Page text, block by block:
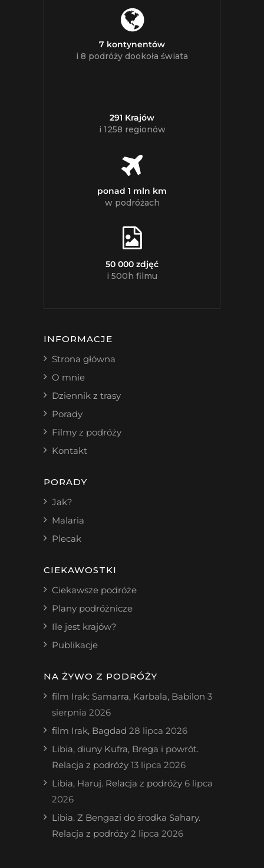
7 kontynentów
i 8 podróży dookoła świata
291 Krajów
i 1258 regionów
ponad 1 mln km
w podróżach
50 000 zdjęć
i 500h filmu
INFORMACJE
Strona główna
O mnie
Dziennik z trasy
Porady
Filmy z podróży
Kontakt
PORADY
Jak?
Malaria
Plecak
CIEKAWOSTKI
Ciekawsze podróże
Plany podróżnicze
Ile jest krajów?
Publikacje
NA ŻYWO Z PODRÓŻY
film Irak: Samarra, Karbala, Babilon 3
sierpnia 2026
film Irak, Bagdad 28 lipca 2026
Libia, diuny Kufra, Brega i powrót.
Relacja z podróży 13 lipca 2026
Libia, Haruj. Relacja z podróży 6 lipca
2026
Libia. Z Bengazi do środka Sahary.
Relacja z podróży 2 lipca 2026